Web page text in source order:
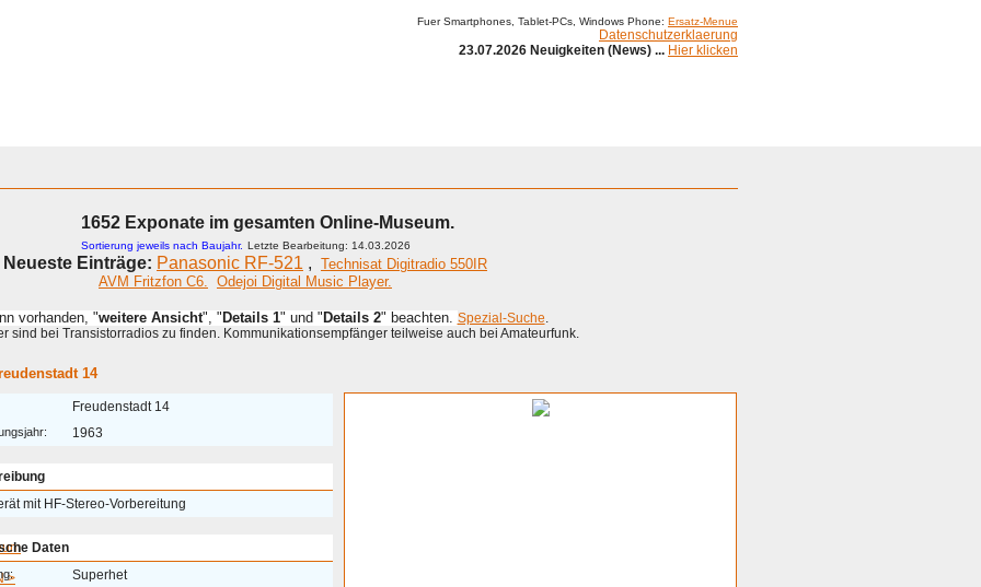
Fuer Smartphones, Tablet-PCs, Windows Phone: Ersatz-Menue
Datenschutzerklaerung
23.07.2026 Neuigkeiten (News) ... Hier klicken
>
1652 Exponate im gesamten Online-Museum.
Sortierung jeweils nach Baujahr. Letzte Bearbeitung: 14.03.2026
Neueste Einträge: Panasonic RF-521 , Technisat Digitradio 550IR
AVM Fritzfon C6. Odejoi Digital Music Player.
vorhanden, "weitere Ansicht", " Details 1" und " Details 2" beachten. Spezial-Suche.
sind bei Transistorradios zu finden. Kommunikationsempfänger teilweise auch bei Amateurfunk.
14
Freudenstadt 14
1963
mit HF-Stereo-Vorbereitung
Daten
Superhet